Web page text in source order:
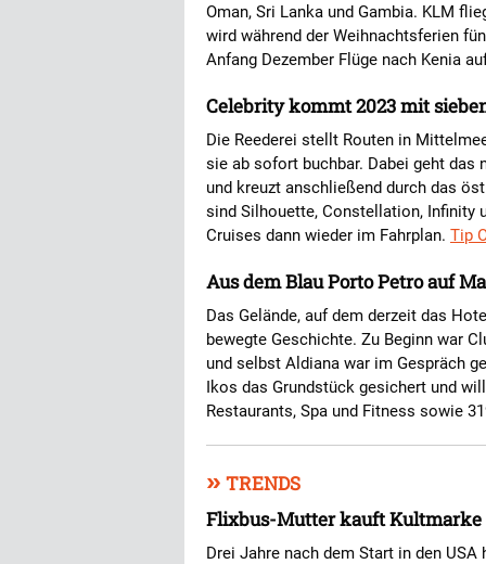
Oman, Sri Lanka und Gambia. KLM
wird während der Weihnachtsferien
Anfang Dezember Flüge nach Kenia
Celebrity kommt 2023 mit
Die Reederei stellt Routen in
sie ab sofort buchbar. Dabei geht das
und kreuzt anschließend durch das
sind Silhouette, Constellation, Infinity
Cruises dann wieder im Fahrplan. Tip
Aus dem Blau Porto Petro auf
Das Gelände, auf dem derzeit das
bewegte Geschichte. Zu Beginn war
und selbst Aldiana war im Gespräch
Ikos das Grundstück gesichert und
Restaurants, Spa und Fitness sowie
» TRENDS
Flixbus-Mutter kauft Kultmarke
Drei Jahre nach dem Start in den